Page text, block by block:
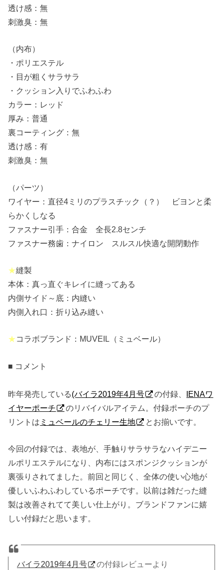
透け感：無
刺激臭：無
（内布）
・ポリエステル
・目が粗くサラサラ
・クッション入りでふわふわ
カラー：レッド
厚み：普通
裏コーティング：無
透け感：有
刺激臭：無
（パーツ）
ワイヤー：直径4ミリのプラスチック（？） ビヨンと柔
らかくしなる
ファスナー引手：合金 全長2.8センチ
ファスナー務歯：ナイロン スルスル快適な開閉動作
★縫製
本体：真っ直ぐキレイに縫ってある
内側サイド～底：内縫い
内側入れ口：折り込み縫い
★コラボブランド：MUVEIL（ミュベール）
■ コメント
昨年発売している(バイラ2019年4月号 の付録、 IENAワ
イヤーポーチ
のリバイバルアイテム。付録ポーチのプ
リントは ミュベールのチェリー生地 とお揃いです。
今回の付録では、表地が、手触りサラサラなハイデニー
ルポリエステルになり、内布にはスポンジクッションが
裏張りされてました。前回と同じく、全体の使い心地が
優しいふわふわしているポーチです。以前は雑だった縫
製は改善されてて美しい仕上がり。ブランドファンに嬉
しい付録だと思います。
バイラ2019年4月号 の付録レビューより